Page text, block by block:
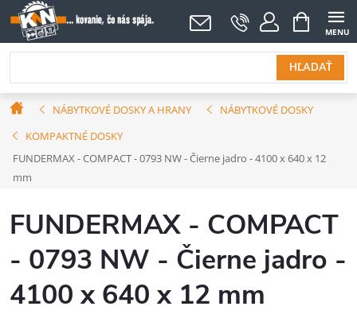
Prejsť
na
obsah
HĽADAŤ
NÁKUPNÝ
KOŠÍK
DomovNÁBYTKOVÉ DOSKY A HRANY
NÁBYTKOVÉ DOSKY
KOMPAKTNÉ DOSKY
FUNDERMAX - COMPACT - 0793 NW - Čierne jadro - 4100 x 640 x 12
mm
FUNDERMAX - COMPACT
- 0793 NW - Čierne jadro -
4100 x 640 x 12 mm